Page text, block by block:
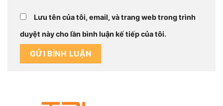
Lưu tên của tôi, email, và trang web trong trình
duyệt này cho lần bình luận kế tiếp của tôi.